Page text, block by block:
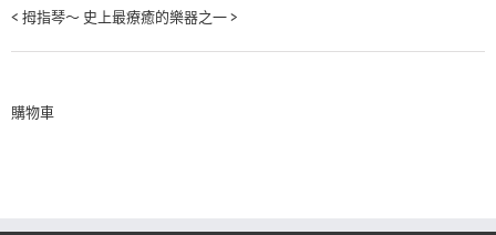
< 拇指琴～ 史上最療癒的樂器之一 >
購物車